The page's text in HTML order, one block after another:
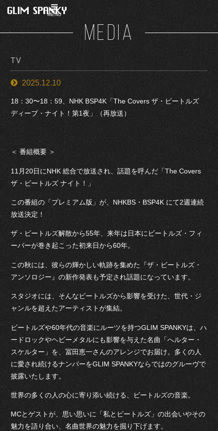
MENU
MEDIA
TV
2025.12.10
18：30〜18：59、NHK BSP4K「The Covers ザ・ビートルズ
ディープ・ナイト！第1夜」（再放送）
＜ 番組概要 ＞
11月20日にNHK 総合で放送され、話題を呼んだ「The Covers
ザ・ビートルズ ナイト！」
この番組の「プレミアム版」が、NHKBS・BSP4K にて2週連続
放送決定！
ザ・ビートルズ解散から55年、来年は日本にビートルズ・フィ
ーバーが巻き起こった初来日から60年。
この秋には、彼らの輝かしい軌跡を集めた『ザ・ビートルズ・
アンソロジー』の新作発表も予定され話題になっています。
スタジオには、そんなビートルズから影響を受けた、世代・ジ
ャンルを超えたアーティストが集結。
ビートルズや60年代の音楽にルーツを持つGLIM SPANKYは、ハ
ードロックやヘビーメタルにも影響を与えた名曲「へルター・
スケルター」を、冨田恵一さんのアレンジでお届け。多くの人
に愛され続けるナンバーをGLIM SPANKYならではのグルーヴで
披露いたします。
世界の多くの人の心に寄り添い続ける、ビートルズの音楽。
MCとゲストが、思い思いに「私とビートルズ」の出会いやその
魅力を語り合い、名曲世界の魅力を掘り下げます。